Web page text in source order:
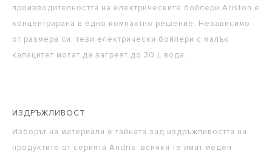
производителността на електрическите бойлери Ariston е
концентрирана в едно компактно решение. Независимо
от размера си, тези електрически бойлери с малък
капацитет могат да загреят до 30 L вода.
ИЗДРЪЖЛИВОСТ
Изборът на материали е тайната зад издръжливостта на
продуктите от серията Andris: всички те имат меден